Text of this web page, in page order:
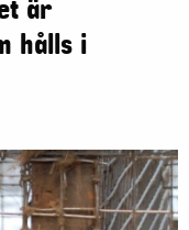
är
hålls i